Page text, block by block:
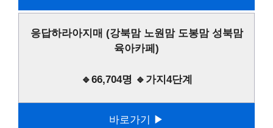
응답하라아지매 (강북맘 노원맘 도봉맘 성북맘
육아카페)
🔹66,704명 🔹가지4단계
바로가기 ▶